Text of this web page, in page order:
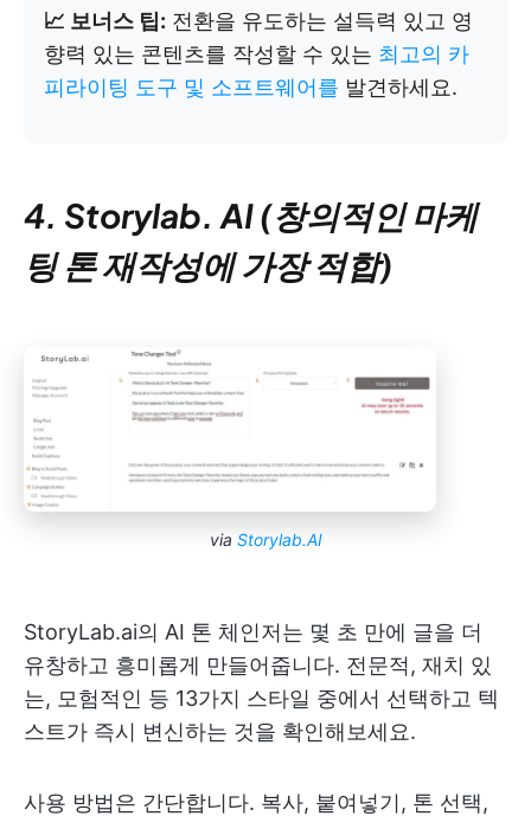
📈 보너스 팁: 전환을 유도하는 설득력 있고 영
향력 있는 콘텐츠를 작성할 수 있는 최고의 카
피라이팅 도구 및 소프트웨어를 발견하세요.
4. Storylab. AI (창의적인 마케
팅 톤 재작성에 가장 적합)
via Storylab.AI
StoryLab.ai의 AI 톤 체인저는 몇 초 만에 글을 더
유창하고 흥미롭게 만들어줍니다. 전문적, 재치 있
는, 모험적인 등 13가지 스타일 중에서 선택하고 텍
스트가 즉시 변신하는 것을 확인해보세요.
사용 방법은 간단합니다. 복사, 붙여넣기, 톤 선택,